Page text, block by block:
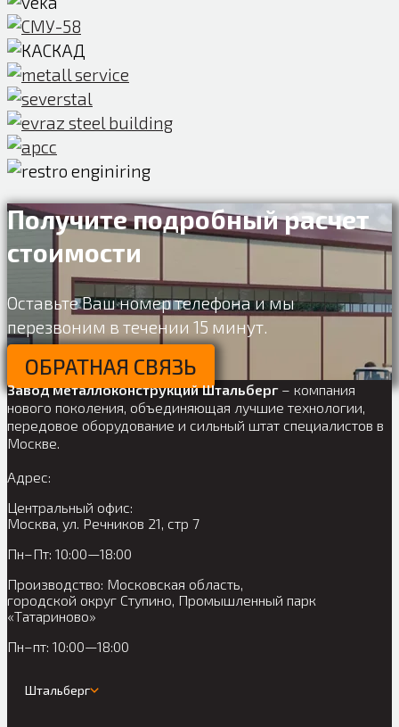
Получите подробный расчет
стоимости
Оставьте Ваш номер телефона и мы
перезвоним в течении 15 минут.
ОБРАТНАЯ СВЯЗЬ
Завод металлоконструкций Штальберг– компания
нового поколения, объединяющая лучшие технологии,
передовое оборудование и сильный штат специалистов в
Москве.
Адрес:
Центральный офис:
Москва, ул. Речников 21, стр 7
Пн–Пт: 10:00—18:00
Производство: Московская область,
городской округ Ступино, Промышленный парк
«Татариново»
Пн–пт: 10:00—18:00
Штальберг